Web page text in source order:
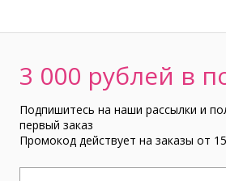
3 000 рублей в
Подпишитесь на наши рассылки и
первый заказ
Промокод действует на заказы от